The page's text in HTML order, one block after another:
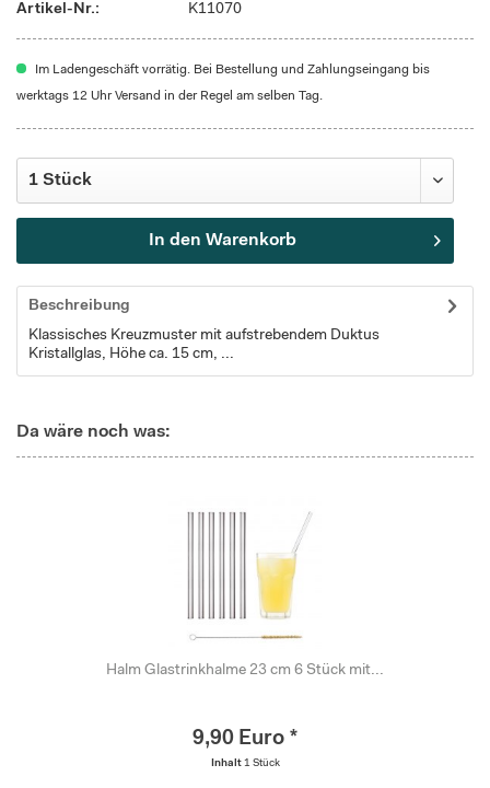
Artikel-Nr.:
K11070
Im Ladengeschäft vorrätig. Bei Bestellung und Zahlungseingang bis
werktags 12 Uhr Versand in der Regel am selben Tag.
In den Warenkorb
Beschreibung
Klassisches Kreuzmuster mit aufstrebendem Duktus
Kristallglas, Höhe ca. 15 cm, ...
Da wäre noch was:
Halm Glastrinkhalme 23 cm 6 Stück mit...
9,90 Euro *
Inhalt 1 Stück